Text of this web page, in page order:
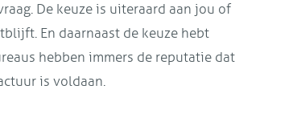
De keuze is uiteraard aan jou of
En daarnaast de keuze hebt
hebben immers de reputatie dat
is voldaan.